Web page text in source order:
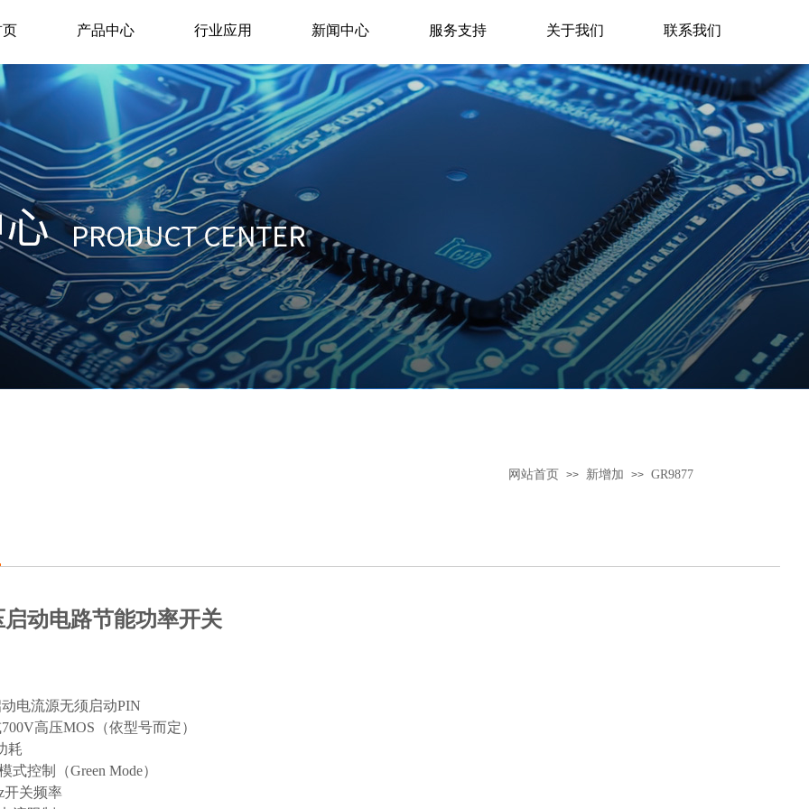
页 产品中心 行业应用 新闻中心 服务支持 关于我们 联系我们
动电路节能功率开关
电流源无须启动PIN
高压MOS（依型号而定）
耗
式控制（Green Mode）
开关频率
网站首页 >> 新增加 >> GR9877